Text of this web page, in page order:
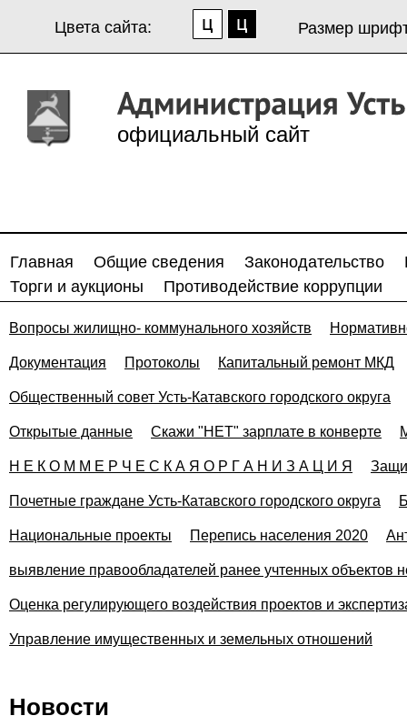
Цвета сайта: Размер
официальный сайт
Главная Общие сведения Законодательство
Торги и аукционы
Противодействие коррупции
Вопросы жилищно- коммунального хозяйств
Документация Протоколы Капитальный ремонт МКД
Общественный совет Усть-Катавского городского округа
Открытые данные Скажи "НЕТ" зарплате в конверте
Н Е К О М М Е Р Ч Е С К А Я О Р Г А Н И З А Ц И Я
Почетные граждане Усть-Катавского городского округа
Национальные проекты Перепись населения 2020
выявление правообладателей ранее учтенных объектов
Оценка регулирующего воздействия проектов и
Управление имущественных и земельных отношений
Новости